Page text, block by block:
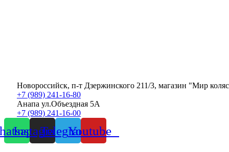
Новороссийск, п-т Дзержинского 211/3, магазин "Мир
+7 (989) 241-16-80
Анапа ул.Объездная 5А
+7 (989) 241-16-00
InstagramTelegramYoutube